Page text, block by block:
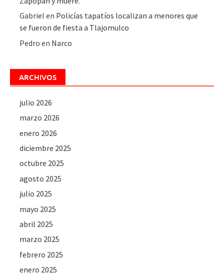
Gabriel en Policías tapatíos localizan a menores que
se fueron de fiesta a Tlajomulco
Pedro en Narco
ARCHIVOS
julio 2026
marzo 2026
enero 2026
diciembre 2025
octubre 2025
agosto 2025
julio 2025
mayo 2025
abril 2025
marzo 2025
febrero 2025
enero 2025